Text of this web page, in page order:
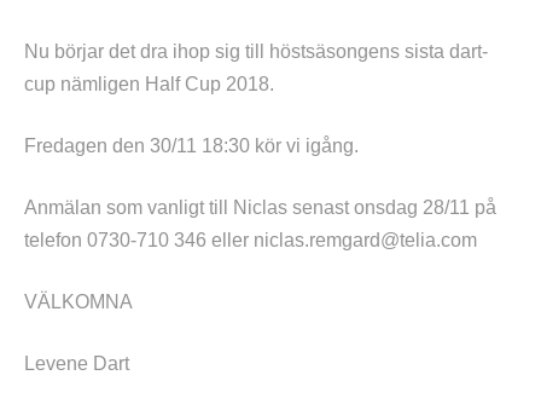
Nu börjar det dra ihop sig till höstsäsongens sista dart-
cup nämligen Half Cup 2018.
Fredagen den 30/11 18:30 kör vi igång.
Anmälan som vanligt till Niclas senast onsdag 28/11 på
telefon 0730-710 346 eller niclas.remgard@telia.com
VÄLKOMNA
Levene Dart